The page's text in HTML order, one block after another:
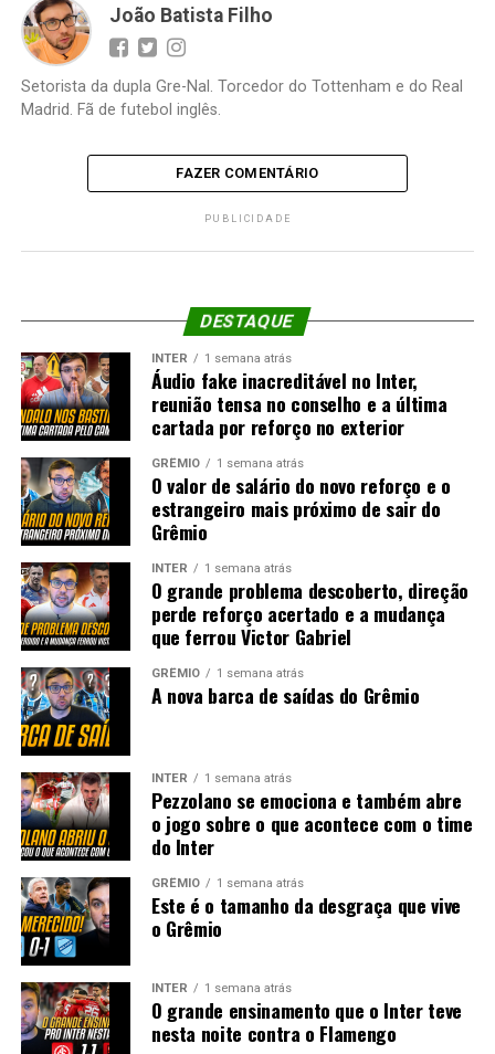
João Batista Filho
Setorista da dupla Gre-Nal. Torcedor do Tottenham e do Real
Madrid. Fã de futebol inglês.
FAZER COMENTÁRIO
PUBLICIDADE
DESTAQUE
INTER 1 semana atrás
Áudio fake inacreditável no Inter,
reunião tensa no conselho e a última
cartada por reforço no exterior
GRÊMIO 1 semana atrás
O valor de salário do novo reforço e o
estrangeiro mais próximo de sair do
Grêmio
INTER 1 semana atrás
O grande problema descoberto, direção
perde reforço acertado e a mudança
que ferrou Victor Gabriel
GRÊMIO 1 semana atrás
A nova barca de saídas do Grêmio
INTER 1 semana atrás
Pezzolano se emociona e também abre
o jogo sobre o que acontece com o time
do Inter
GRÊMIO 1 semana atrás
Este é o tamanho da desgraça que vive
o Grêmio
INTER 1 semana atrás
O grande ensinamento que o Inter teve
nesta noite contra o Flamengo